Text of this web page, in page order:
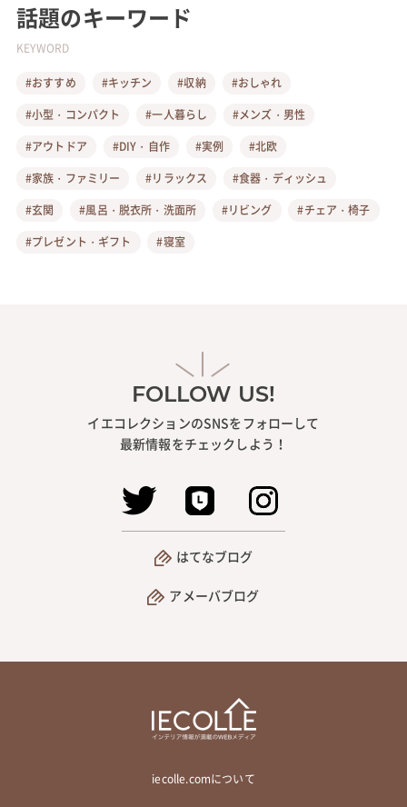
話題のキーワード
KEYWORD
#おすすめ #キッチン #収納
#おしゃれ
#小型・コンパクト
#一人暮らし
#メンズ・男性
#アウトドア
#DIY・自作 #実例
#北欧
#家族・ファミリー
#リラックス
#食器・ディッシュ
#玄関
#風呂・脱衣所・洗面所 #リビング
#チェア・椅子
#プレゼント・ギフト
#寝室
FOLLOW US!
イエコレクションのSNSをフォローして
最新情報をチェックしよう！
はてなブログ
アメーバブログ
iecolle.comについて